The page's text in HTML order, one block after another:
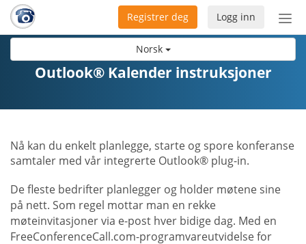
Norsk
Bytt
Logg inn
Registrer deg
Outlook® Kalender instruksjoner
Nå kan du enkelt planlegge, starte og spore konferanse
samtaler med vår integrerte Outlook® plug-in.
De fleste bedrifter planlegger og holder møtene sine
på nett. Som regel mottar man en rekke
møteinvitasjoner via e-post hver bidige dag. Med en
FreeConferenceCall.com-programvareutvidelse for